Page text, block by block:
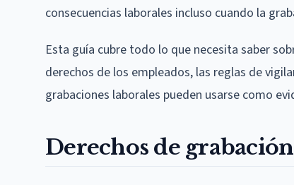
consecuencias laborales incluso cuando la
Esta guía cubre todo lo que necesita saber
derechos de los empleados, las reglas de
grabaciones laborales pueden usarse como
Derechos de